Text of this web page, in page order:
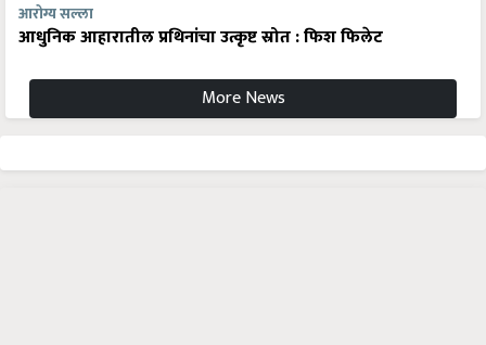
आरोग्य सल्ला
आधुनिक आहारातील प्रथिनांचा उत्कृष्ट स्रोत : फिश फिलेट
More News